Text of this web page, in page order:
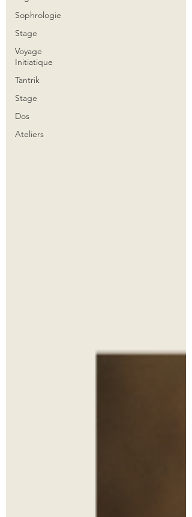
Sophrologie
Stage
Voyage
Initiatique
Tantrik
Stage
Dos
Ateliers